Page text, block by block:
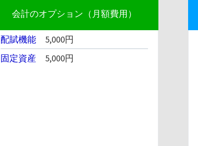
会計のオプション（月額費用）
配賦機能 5,000円
固定資産 5,000円